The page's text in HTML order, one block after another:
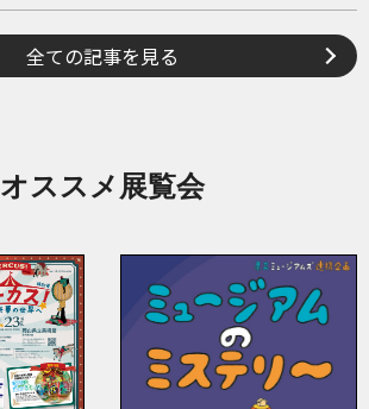
全ての記事を見る
オススメ展覧会